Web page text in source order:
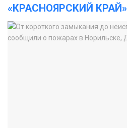
«КРАСНОЯРСКИЙ КРАЙ»